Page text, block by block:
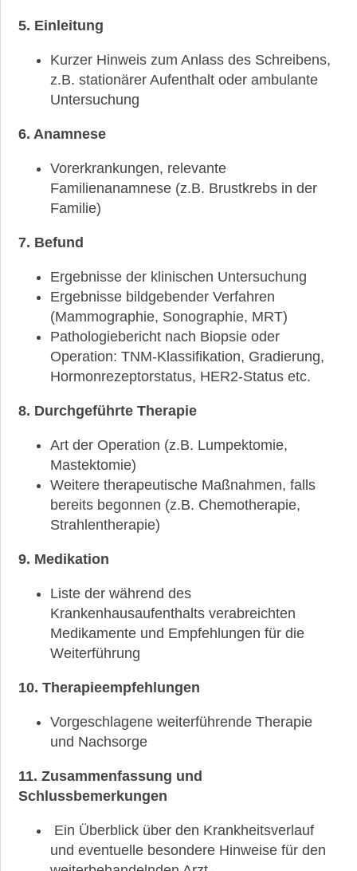
5. Einleitung
Kurzer Hinweis zum Anlass des Schreibens,
z.B. stationärer Aufenthalt oder ambulante
Untersuchung
6. Anamnese
Vorerkrankungen, relevante
Familienanamnese (z.B. Brustkrebs in der
Familie)
7. Befund
Ergebnisse der klinischen Untersuchung
Ergebnisse bildgebender Verfahren
(Mammographie, Sonographie, MRT)
Pathologiebericht nach Biopsie oder
Operation: TNM-Klassifikation, Gradierung,
Hormonrezeptorstatus, HER2-Status etc.
8. Durchgeführte Therapie
Art der Operation (z.B. Lumpektomie,
Mastektomie)
Weitere therapeutische Maßnahmen, falls
bereits begonnen (z.B. Chemotherapie,
Strahlentherapie)
9. Medikation
Liste der während des
Krankenhausaufenthalts verabreichten
Medikamente und Empfehlungen für die
Weiterführung
10. Therapieempfehlungen
Vorgeschlagene weiterführende Therapie
und Nachsorge
11. Zusammenfassung und
Schlussbemerkungen
Ein Überblick über den Krankheitsverlauf
und eventuelle besondere Hinweise für den
bis
Ergebnis
einer
Biopsie
vorliegt?
Die
Klassifikation
Was
bedeutet
Ki67-
Was
ein
KI67-
Wert
über
meine
Was
ist
der
Score
nach
und
(Nottingham
Histology
Score)?
Tumormarker
Brustkrebs
Tests
zur
Ansprechbarkeit
auf
Chemotherapie
Tumormarker
bei
Brustkrebs